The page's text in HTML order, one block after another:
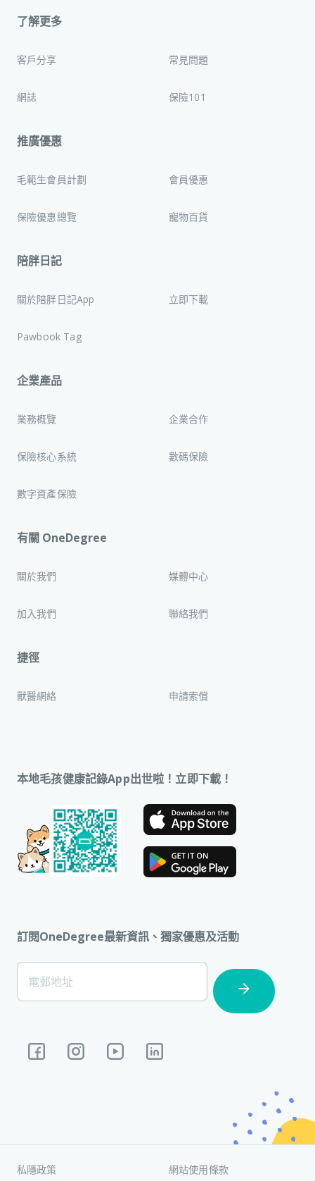
了解更多
客戶分享 常見問題
網誌 保險101
推廣優惠
毛範生會員計劃 會員優惠
保險優惠總覽 寵物百貨
陪胖日記
關於陪胖日記App 立即下載
Pawbook Tag
企業產品
業務概覽 企業合作
保險核心系統 數碼保險
數字資產保險
有關 OneDegree
關於我們 媒體中心
加入我們 聯絡我們
捷徑
獸醫網絡 申請索償
本地毛孩健康記錄App出世啦！立即下載！
訂閱OneDegree最新資訊、獨家優惠及活動
[Footer]
Subscription
電郵地址
私隱政策 網站使用條款